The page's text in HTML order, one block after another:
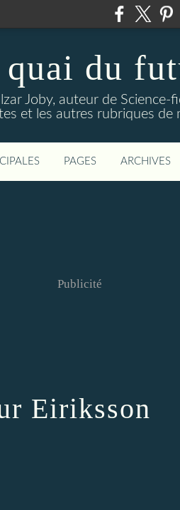
quai du
Joby, auteur de
et les autres rubriques de
PAGES ARCHIVES
Publicité
Eiriksson